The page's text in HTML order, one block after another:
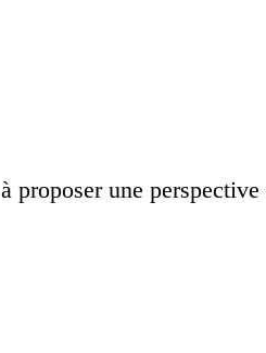
proposer une